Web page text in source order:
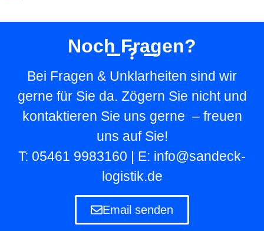
Noch Fragen?
Bei Fragen & Unklarheiten sind wir
gerne für Sie da. Zögern Sie nicht und
kontaktieren Sie uns gerne – freuen
uns auf Sie!
T: 05461 9983160 | E: info@sandeck-
logistik.de
Email senden